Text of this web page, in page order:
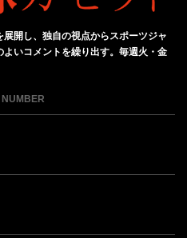
開し、独自の視点からスポーツジャ
よいコメントを繰り出す。毎週火・金